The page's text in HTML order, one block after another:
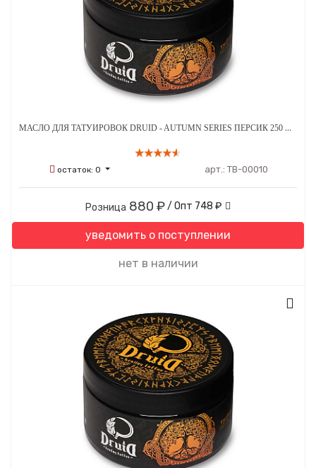
МАСЛО ДЛЯ ТАТУИРОВОК DRUID - AUTUMN SERIES ПЕРСИК 250 МЛ
остаток: 0 арт.: ТВ-00010
Розница 880 ₽/ Опт 748 ₽
уведомить о поступлении
нет в наличии